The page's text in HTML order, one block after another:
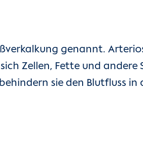
genannt.
Zellen, Fette und andere
sie den Blutfluss in